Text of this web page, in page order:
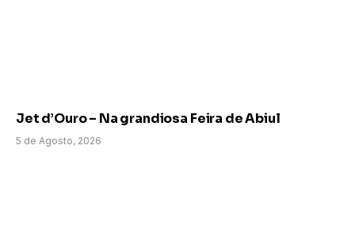
Jet d’Ouro – Na grandiosa Feira de Abiul
5 de Agosto, 2026